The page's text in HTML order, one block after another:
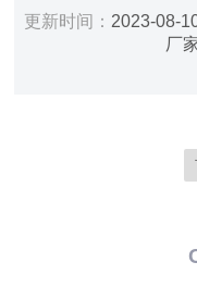
有害、可致病或毒性
实
更新时间： 2023-08-
厂